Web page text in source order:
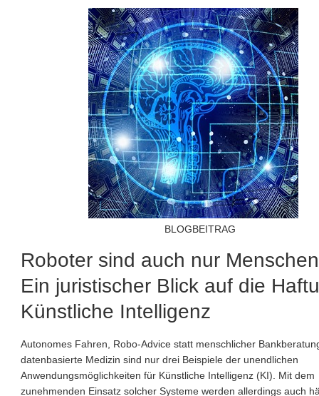
BLOGBEITRAG
Roboter sind auch nur
Ein juristischer Blick auf die
Künstliche Intelligenz
Autonomes Fahren, Robo-Advice statt menschlicher
datenbasierte Medizin sind nur drei Beispiele der unendlichen
Anwendungsmöglichkeiten für Künstliche Intelligenz (KI). Mit dem
zunehmenden Einsatz solcher Systeme werden allerdings auch